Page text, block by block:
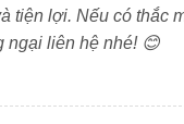
giặt cửa ngang,
tiện lợi. Nếu có thắc
ngại liên hệ nhé! 😊